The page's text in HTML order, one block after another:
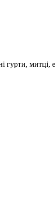
гурти,